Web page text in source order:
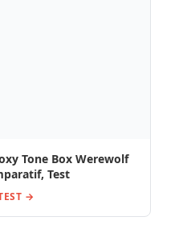
Tone Box Werewolf
Test
→